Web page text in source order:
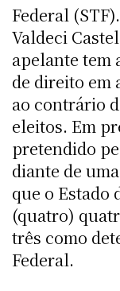
Federal
Valdeci
apelante tem
de direito em
ao contrário
eleitos. Em
pretendido
diante de
que o Estado
(quatro)
três como
Federal.